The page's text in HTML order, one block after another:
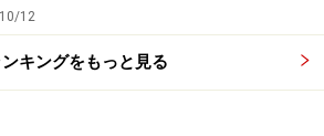
社四季報オンラインより
12
キングをもっと見る